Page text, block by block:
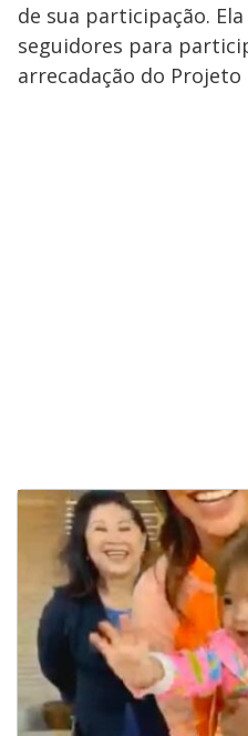
de sua participação.
seguidores para
arrecadação do Projeto